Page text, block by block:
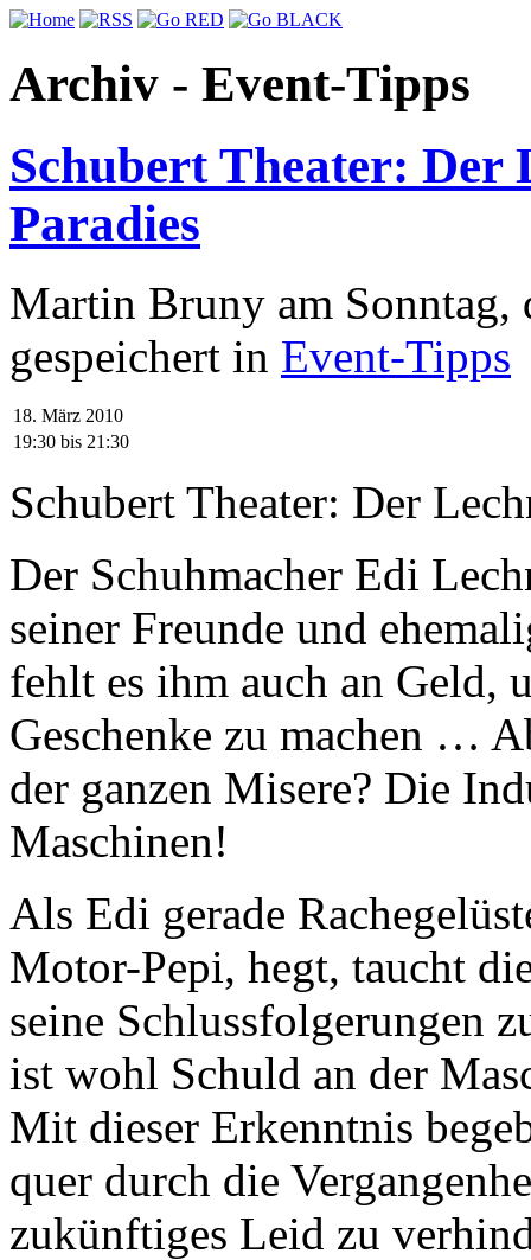
Archiv - Event-Tipps
Schubert Theater: Der
Paradies
Martin Bruny am Sonntag,
gespeichert in Event-Tipps
18. März 2010
19:30 bis 21:30
Schubert Theater: Der
Der Schuhmacher Edi
seiner Freunde und
fehlt es ihm auch an Geld,
Geschenke zu machen …
der ganzen Misere? Die
Maschinen!
Als Edi gerade
Motor-Pepi, hegt, taucht
seine Schlussfolgerungen
ist wohl Schuld an der
Mit dieser Erkenntnis
quer durch die
zukünftiges Leid zu